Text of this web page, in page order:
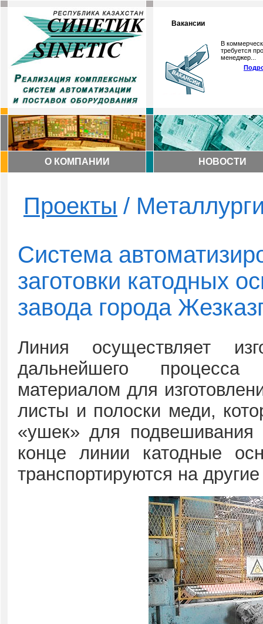
Вакансии
В
требуется
менеджер...
О КОМПАНИИ НОВОСТИ
Проекты /
Система
заготовки катодных
завода города
Линия осуществляет
дальнейшего
материалом для
листы и полоски меди,
«ушек» для подвешивания
конце линии катодные
транспортируются на